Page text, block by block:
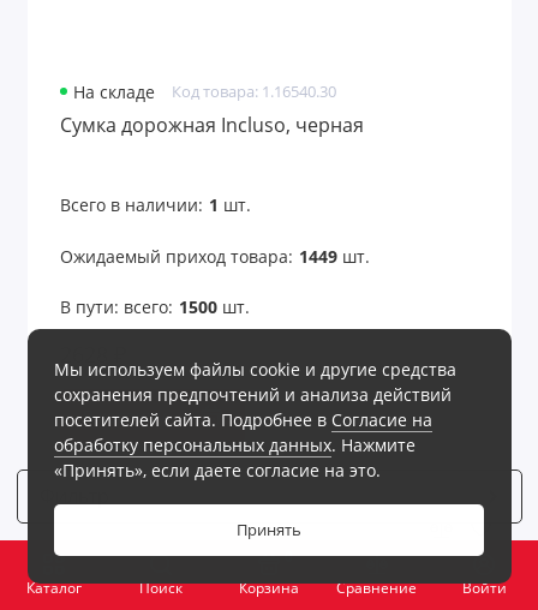
Каталог Поиск Корзина
0
Сравнение
Войти
На складе Код товара: 1.16540.30
Сумка дорожная Incluso, черная
Всего в наличии: 1 шт.
Ожидаемый приход товара: 1449шт.
В пути: всего: 1500шт.
В корзину
Мы используем файлы cookie и другие средства
сохранения предпочтений и анализа действий
посетителей сайта. Подробнее в Согласие на
обработку персональных данных. Нажмите
«Принять», если даете согласие на это.
Принять